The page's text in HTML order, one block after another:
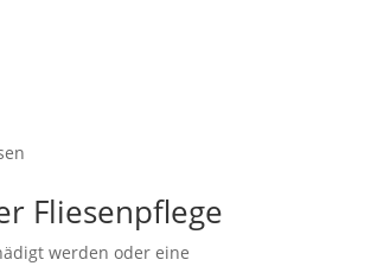
Fliesenpflege
werden oder eine